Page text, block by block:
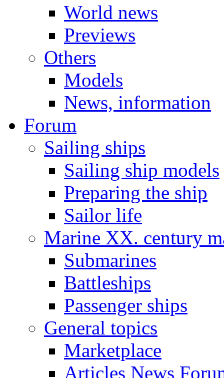
World news
Previews
Others
Models
News, information
Forum
Sailing ships
Sailing ship models
Preparing the ship
Sailor life
Marine XX. century
Submarines
Battleships
Passenger ships
General topics
Marketplace
Articles News